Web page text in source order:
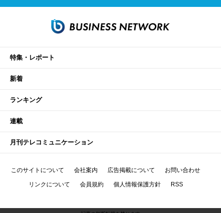
特集・レポート
新着
ランキング
連載
月刊テレコミュニケーション
このサイトについて 会社案内 広告掲載について お問い合わせ
リンクについて 会員規約 個人情報保護方針 RSS